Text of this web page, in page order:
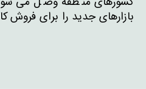
بازارهای جدید را برای فروش